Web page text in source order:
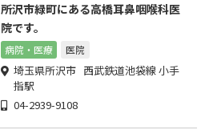
所沢市緑町にある高橋耳鼻咽喉科医
院です。
病院・医療 医院
埼玉県所沢市 西武鉄道池袋線 小手
指駅
04-2939-9108